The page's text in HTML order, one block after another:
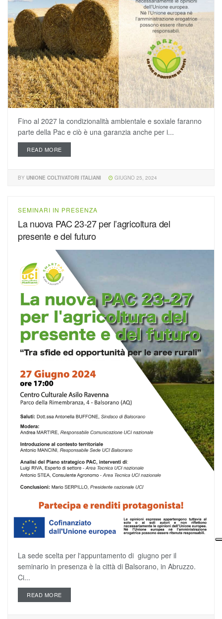
Fino al 2027 la condizionalità ambientale e soxiale faranno
parte della Pac e ciò è una garanzia anche per i...
READ MORE
BY UNIONE COLTIVATORI ITALIANI GIUGNO 25, 2024
SEMINARI IN PRESENZA
La nuova PAC 23-27 per l’agricoltura del
presente e del futuro
La sede scelta per l'appuntamento di giugno per il
seminario in presenza è la città di Balsorano, in Abruzzo.
Ci...
READ MORE